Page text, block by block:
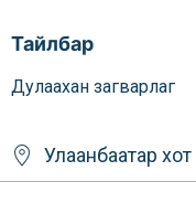
Тайлбар
Дулаахан загварлаг
Улаанбаатар хот